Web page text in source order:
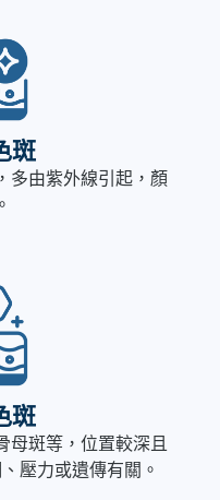
斑
多由紫外線引起，顏
斑
母斑等，位置較深且
壓力或遺傳有關。